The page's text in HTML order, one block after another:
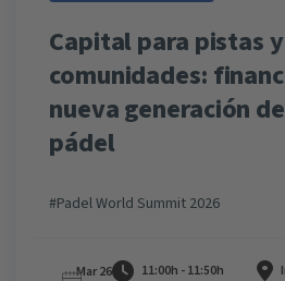
Capital para pistas y
comunidades:
nueva generación
pádel
#Padel World Summit 2026
Mar 26 11:00h - 11:50h